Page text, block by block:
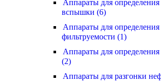
Аппараты для
вспышки (6)
Аппараты для
фильтруемости (1)
Аппараты для
(2)
Аппараты для разгонки